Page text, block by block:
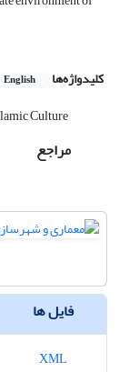
کلیدواژه‌ها English
Culture
مراجع
فایل ها